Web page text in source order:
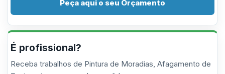
Peça aqui o seu Orçamento
É profissional?
Receba trabalhos de Pintura de Moradias, Afagamento de